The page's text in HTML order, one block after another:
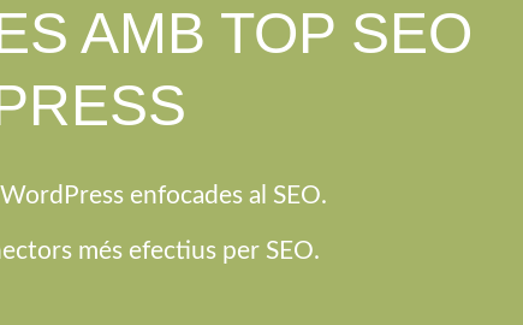
AMB TOP SEO
enfocades al SEO.
més efectius per SEO.